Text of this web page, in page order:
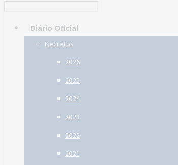
Diário Oficial
Decretos
2026
2025
2024
2023
2022
2021